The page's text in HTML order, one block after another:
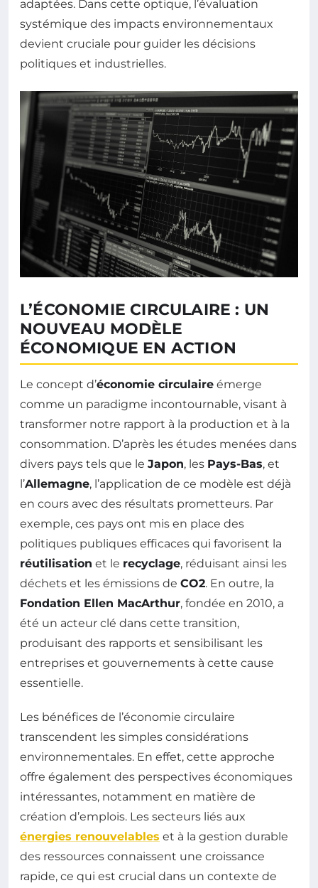
adaptées. Dans cette optique, l’évaluation
systémique des impacts environnementaux
devient cruciale pour guider les décisions
politiques et industrielles.
L’ÉCONOMIE CIRCULAIRE : UN
NOUVEAU MODÈLE
ÉCONOMIQUE EN ACTION
Le concept d’économie circulaire émerge
comme un paradigme incontournable, visant à
transformer notre rapport à la production et à la
consommation. D’après les études menées dans
divers pays tels que le Japon, les Pays-Bas, et
l’Allemagne, l’application de ce modèle est déjà
en cours avec des résultats prometteurs. Par
exemple, ces pays ont mis en place des
politiques publiques efficaces qui favorisent la
réutilisation et le recyclage, réduisant ainsi les
déchets et les émissions de CO2. En outre, la
Fondation Ellen MacArthur, fondée en 2010, a
été un acteur clé dans cette transition,
produisant des rapports et sensibilisant les
entreprises et gouvernements à cette cause
essentielle.
Les bénéfices de l’économie circulaire
transcendent les simples considérations
environnementales. En effet, cette approche
offre également des perspectives économiques
intéressantes, notamment en matière de
création d’emplois. Les secteurs liés aux
énergies renouvelables et à la gestion durable
des ressources connaissent une croissance
rapide, ce qui est crucial dans un contexte de